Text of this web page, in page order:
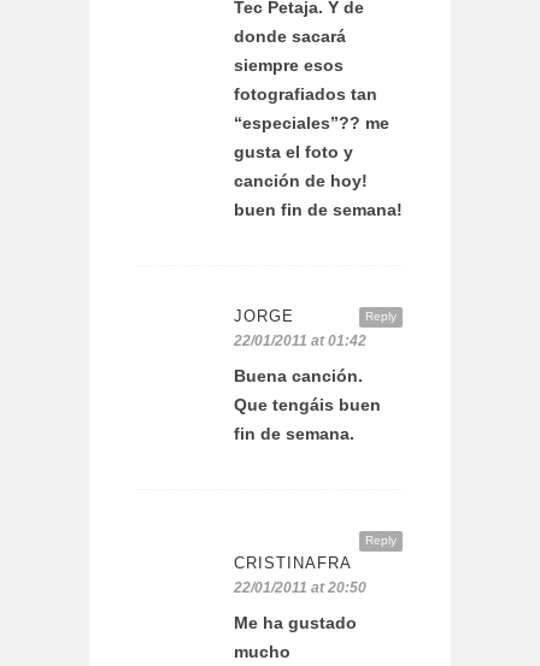
Tec Petaja. Y de
donde sacará
siempre esos
fotografiados tan
“especiales”?? me
gusta el foto y
canción de hoy!
buen fin de semana!
Reply
JORGE
22/01/2011 at 01:42
Buena canción.
Que tengáis buen
fin de semana.
Reply
CRISTINAFRA
22/01/2011 at 20:50
Me ha gustado
mucho